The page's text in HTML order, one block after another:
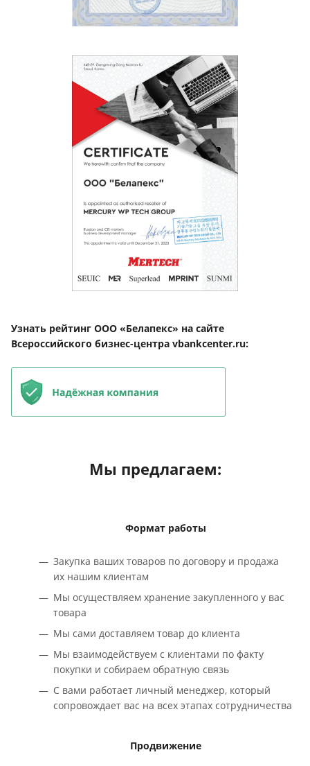
Узнать рейтинг ООО «Белапекс» на сайте
Всероссийского бизнес-центра vbankcenter.ru:
Мы предлагаем:
Формат работы
Закупка ваших товаров по договору и продажа
их нашим клиентам
Мы осуществляем хранение закупленного у вас
товара
Мы сами доставляем товар до клиента
Мы взаимодействуем с клиентами по факту
покупки и собираем обратную связь
С вами работает личный менеджер, который
сопровождает вас на всех этапах сотрудничества
Продвижение